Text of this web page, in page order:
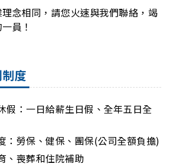
念相同，請您火速與我們聯絡，竭
員！
度
假：一日給薪生日假、全年五日全
：勞保、健保、團保(公司全額負擔)
、喪葬和住院補助